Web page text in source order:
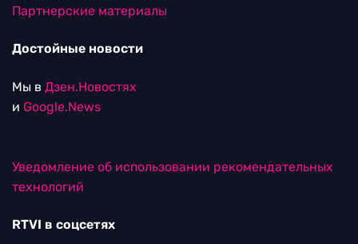
Партнерские материалы
Достойные новости
Мы в Дзен.Новостях
и Google.News
Уведомление об использовании рекомендательных
технологий
RTVI в соцсетях